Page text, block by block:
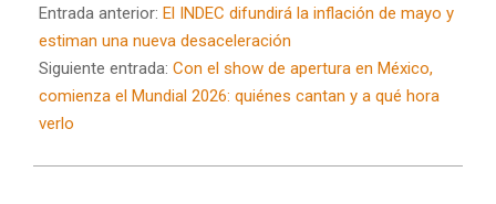
06-
11
Entrada anterior: El INDEC difundirá la inflación de mayo y
estiman una nueva desaceleración
Siguiente entrada: Con el show de apertura en México,
comienza el Mundial 2026: quiénes cantan y a qué hora
verlo